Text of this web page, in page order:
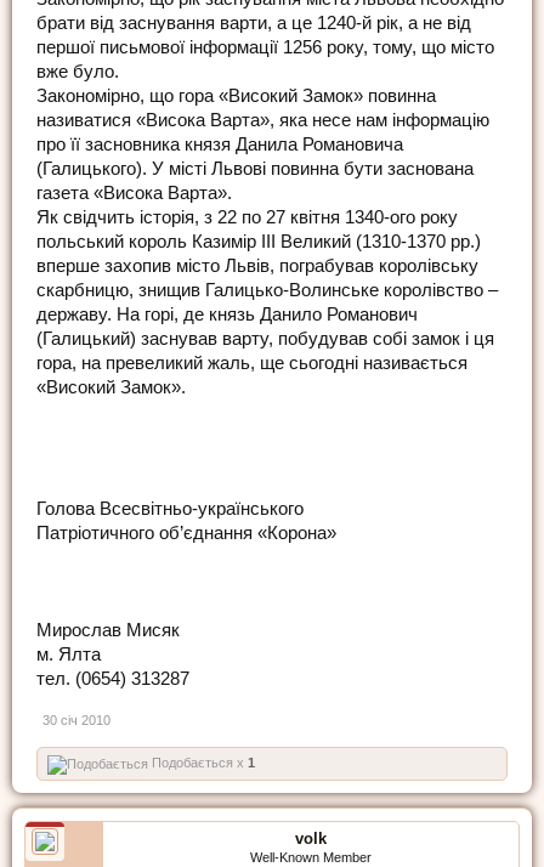
брати від заснування варти, а це 1240-й рік, а не від
першої письмової інформації 1256 року, тому, що місто
вже було.
Закономірно, що гора «Високий Замок» повинна
називатися «Висока Варта», яка несе нам інформацію
про її засновника князя Данила Романовича
(Галицького). У місті Львові повинна бути заснована
газета «Висока Варта».
Як свідчить історія, з 22 по 27 квітня 1340-ого року
польський король Казимір ІІІ Великий (1310-1370 рр.)
вперше захопив місто Львів, пограбував королівську
скарбницю, знищив Галицько-Волинське королівство –
державу. На горі, де князь Данило Романович
(Галицький) заснував варту, побудував собі замок і ця
гора, на превеликий жаль, ще сьогодні називається
«Високий Замок».
Голова Всесвітньо-українського
Патріотичного об’єднання «Корона»
Мирослав Мисяк
м. Ялта
тел. (0654) 313287
30 січ 2010
Подобається x 1
volk
Well-Known Member